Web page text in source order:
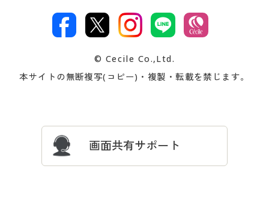
著作権・商標について 会社案内
プレゼント＆キャンペーン サイトマップ
交換・返品は お支払は
ついて
忘れの場合
© Cecile Co.,Ltd.
本サイトの無断複写(コピー)・複製・転載を禁じます。
画面共有サポート